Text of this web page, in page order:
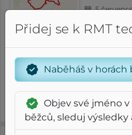
5
⨦ 15.5 km
/ 494
g
Tempo
4:37 /km
Přidej se k RMT
Naběháš v horách
Objev své jméno
běžců, sleduj